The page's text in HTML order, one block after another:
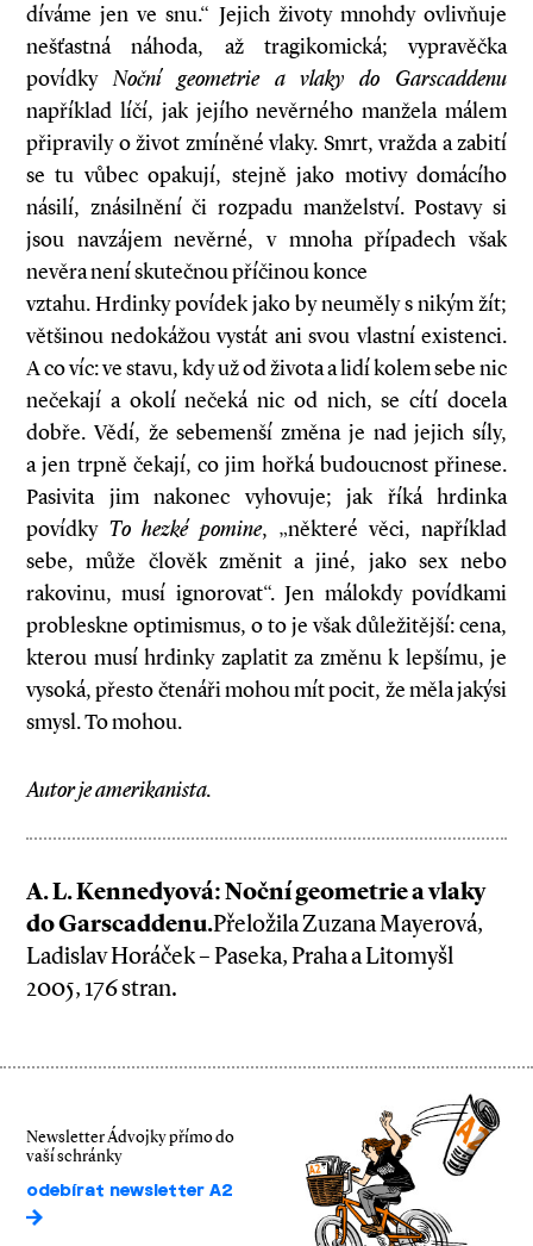
díváme jen ve snu.“ Jejich životy mnohdy ovlivňuje
nešťastná náhoda, až tragikomická; vypravěčka
povídkyNoční geometrie a vlaky do Garscaddenu
například líčí, jak jejího nevěrného manžela málem
připravily o život zmíněné vlaky. Smrt, vražda a zabití
se tu vůbec opakují, stejně jako motivy domácího
násilí, znásilnění či rozpadu manželství. Postavy si
jsou navzájem nevěrné, v mnoha případech však
nevěra není skutečnou příčinou konce
vztahu. Hrdinky povídek jako by neuměly s nikým žít;
většinou nedokážou vystát ani svou vlastní existenci.
A co víc: ve stavu, kdy už od života a lidí kolem sebe nic
nečekají a okolí nečeká nic od nich, se cítí docela
dobře. Vědí, že sebemenší změna je nad jejich síly,
a jen trpně čekají, co jim hořká budoucnost přinese.
Pasivita jim nakonec vyhovuje; jak říká hrdinka
povídky To hezké pomine, „některé věci, například
sebe, může člověk změnit a jiné, jako sex nebo
rakovinu, musí ignorovat“. Jen málokdy povídkami
probleskne optimismus, o to je však důležitější: cena,
kterou musí hrdinky zaplatit za změnu k lepšímu, je
vysoká, přesto čtenáři mohou mít pocit, že měla jakýsi
smysl. To mohou.
Autor je amerikanista.
A. L. Kennedyová: Noční geometrie a vlaky
do Garscaddenu.Přeložila Zuzana Mayerová,
Ladislav Horáček – Paseka, Praha a Litomyšl
2005, 176 stran.
Newsletter Ádvojky přímo do
vaší schránky
odebírat newsletter A2